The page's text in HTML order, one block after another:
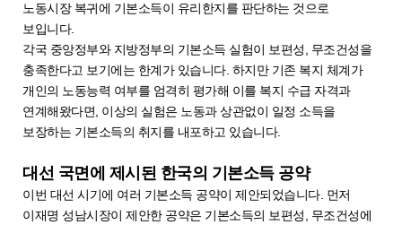
노동시장 복귀에 기본소득이 유리한지를 판단하는 것으로
보입니다.
각국 중앙정부와 지방정부의 기본소득 실험이 보편성, 무조건성을
충족한다고 보기에는 한계가 있습니다. 하지만 기존 복지 체계가
개인의 노동능력 여부를 엄격히 평가해 이를 복지 수급 자격과
연계해왔다면, 이상의 실험은 노동과 상관없이 일정 소득을
보장하는 기본소득의 취지를 내포하고 있습니다.
대선 국면에 제시된 한국의 기본소득 공약
이번 대선 시기에 여러 기본소득 공약이 제안되었습니다. 먼저
이재명 성남시장이 제안한 공약은 기본소득의 보편성, 무조건성에